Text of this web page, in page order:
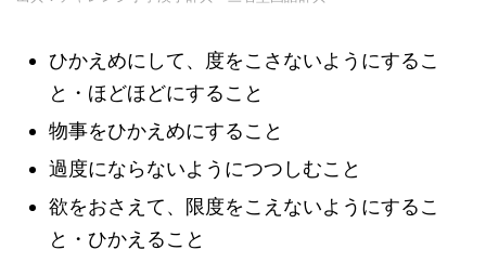
ひかえめにして、度をこさないようにするこ
と・ほどほどにすること
物事をひかえめにすること
過度にならないようにつつしむこと
欲をおさえて、限度をこえないようにするこ
と・ひかえること